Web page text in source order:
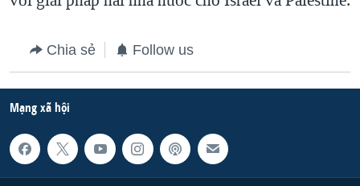
Chia sẻ Follow us
Mạng xã hội